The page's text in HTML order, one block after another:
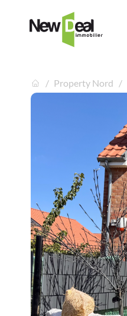
Property Nord